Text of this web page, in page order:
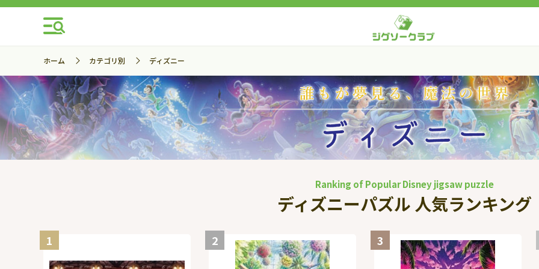
ホーム カテゴリ別 ディズニー
Ranking of Popular Disney jigsaw puzzle
ディズニーパズル 人気ランキング
1 2 3